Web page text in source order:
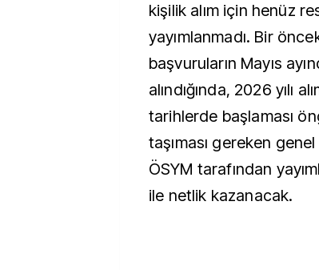
kişilik alım için henüz
yayımlanmadı. Bir
başvuruların Mayıs
alındığında, 2026 yılı
tarihlerde başlaması
taşıması gereken
ÖSYM tarafından
ile netlik kazanacak.